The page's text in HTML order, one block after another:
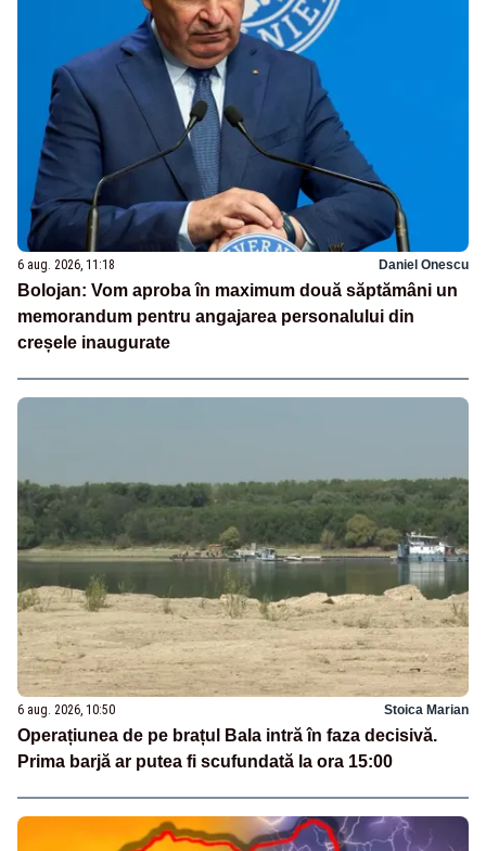
6 aug. 2026, 11:18 Daniel Onescu
Bolojan: Vom aproba în maximum două săptămâni un
memorandum pentru angajarea personalului din
creșele inaugurate
6 aug. 2026, 10:50 Stoica Marian
Operațiunea de pe brațul Bala intră în faza decisivă.
Prima barjă ar putea fi scufundată la ora 15:00